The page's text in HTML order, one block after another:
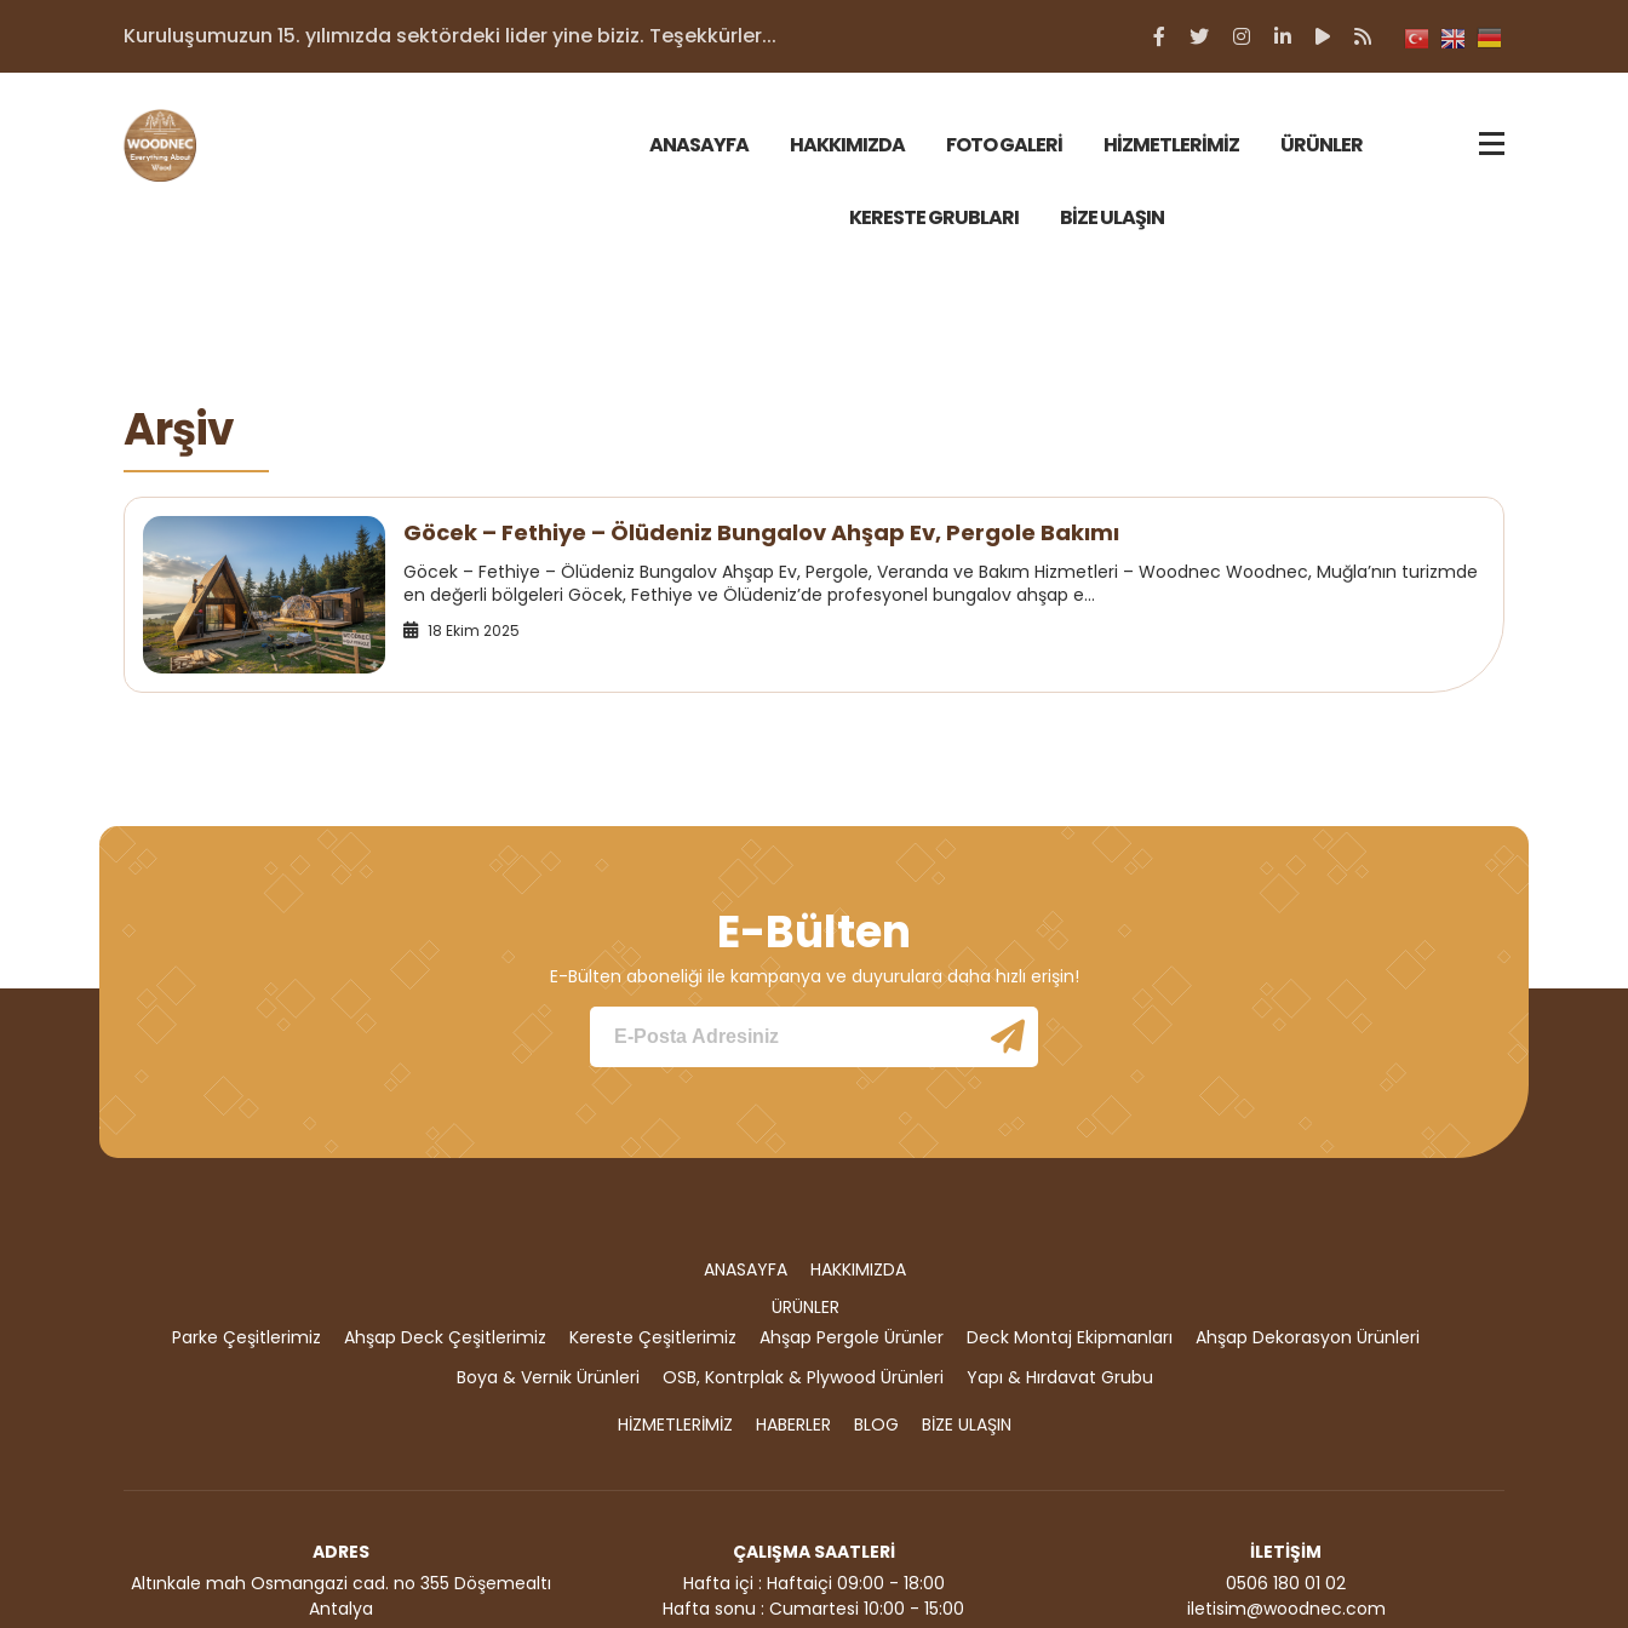
Kuruluşumuzun 15. yılımızda sektördeki lider yine biziz. Teşekkürler...
ANASAYFA HAKKIMIZDA FOTO GALERİ HİZMETLERİMİZ ÜRÜNLER
KERESTE GRUBLARI BİZE ULAŞIN
Arşiv
Göcek – Fethiye – Ölüdeniz Bungalov Ahşap Ev, Pergole Bakımı
Göcek – Fethiye – Ölüdeniz Bungalov Ahşap Ev, Pergole, Veranda ve Bakım Hizmetleri – Woodnec Woodnec, Muğla’nın turizmde
en değerli bölgeleri Göcek, Fethiye ve Ölüdeniz’de profesyonel bungalov ahşap e...
18 Ekim 2025
E-Bülten
E-Bülten aboneliği ile kampanya ve duyurulara daha hızlı erişin!
ANASAYFA
HAKKIMIZDA
ÜRÜNLER
Parke Çeşitlerimiz
Ahşap Deck Çeşitlerimiz Kereste Çeşitlerimiz Ahşap Pergole Ürünler Deck Montaj Ekipmanları
Ahşap Dekorasyon Ürünleri
Boya & Vernik Ürünleri
OSB, Kontrplak & Plywood Ürünleri
Yapı & Hırdavat Grubu
HİZMETLERİMİZ
HABERLER BLOG BİZE ULAŞIN
ADRES
Altınkale mah Osmangazi cad. no 355 Döşemealtı
Antalya
ÇALIŞMA SAATLERİ
Hafta içi : Haftaiçi 09:00 - 18:00
Hafta sonu : Cumartesi 10:00 - 15:00
İLETİŞİM
0506 180 01 02
iletisim@woodnec.com